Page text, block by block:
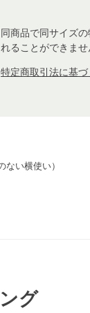
同商品で同サイズ
れることができま
特定商取引法に基
い横使い）
グ